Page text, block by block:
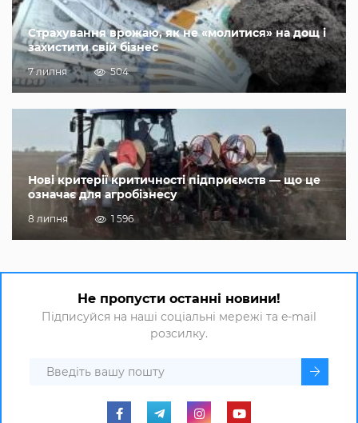
Страхування врожаю, як не «молитися» на дощ і
захистити свій бізнес
7 липня 504
Нові критерії критичності підприємств — що це
означає для агробізнесу
8 липня 1 596
Не пропусти останні новини!
Підписуйся на наші соціальні мережі та e-mail
розсилку.